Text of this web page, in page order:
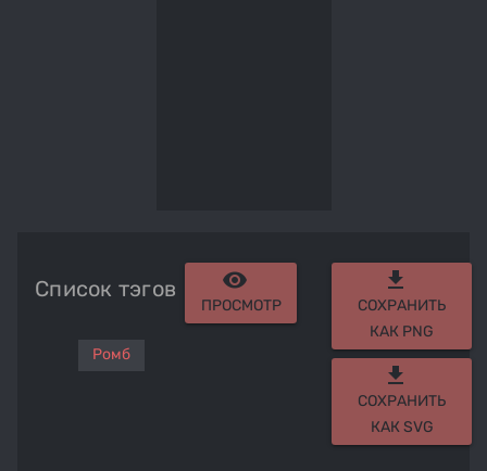
Список тэгов
Ромб
remove_red_eye
ПРОСМОТР
get_app
СОХРАНИТЬ
КАК PNG
get_app
СОХРАНИТЬ
КАК SVG